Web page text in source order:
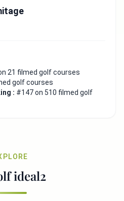
21 filmed golf courses
golf courses
: #147 on 510 filmed golf
ideal2